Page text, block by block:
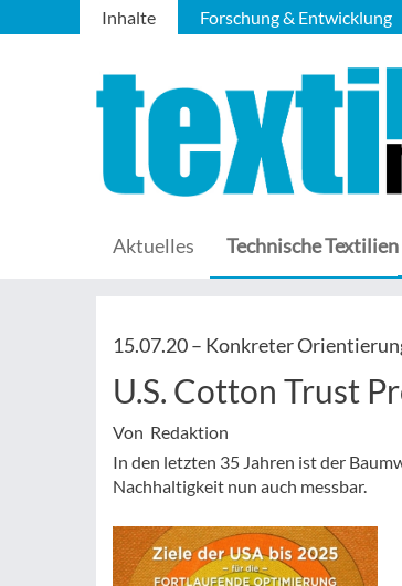
Inhalte Forschung & Entwicklung
Aktuelles Technische Textilien
15.07.20 – Konkreter
U.S. Cotton Trust
Von Redaktion
In den letzten 35 Jahren ist der
Nachhaltigkeit nun auch messbar.